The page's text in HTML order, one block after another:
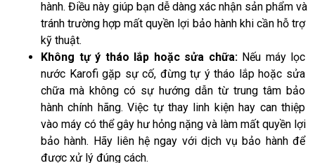
hành. Điều này giúp bạn dễ dàng xác nhận sản phẩm và
tránh trường hợp mất quyền lợi bảo hành khi cần hỗ trợ
kỹ thuật.
Không tự ý tháo lắp hoặc sửa chữa: Nếu máy lọc
nước Karofi gặp sự cố, đừng tự ý tháo lắp hoặc sửa
chữa mà không có sự hướng dẫn từ trung tâm bảo
hành chính hãng. Việc tự thay linh kiện hay can thiệp
vào máy có thể gây hư hỏng nặng và làm mất quyền lợi
bảo hành. Hãy liên hệ ngay với dịch vụ bảo hành để
được xử lý đúng cách.